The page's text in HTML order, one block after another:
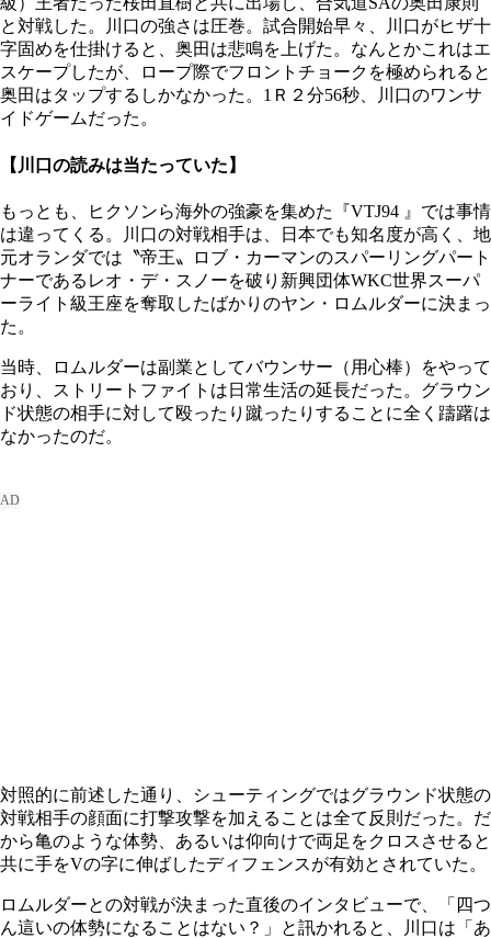
と対戦した。川口の強さは圧巻。試合開始早々、川口がヒザ十
字固めを仕掛けると、奥田は悲鳴を上げた。なんとかこれはエ
スケープしたが、ロープ際でフロントチョークを極められると
奥田はタップするしかなかった。1Ｒ２分56秒、川口のワンサ
イドゲームだった。
【川口の読みは当たっていた】
もっとも、ヒクソンら海外の強豪を集めた『VTJ94 』では事情
は違ってくる。川口の対戦相手は、日本でも知名度が高く、地
元オランダでは〝帝王〟ロブ・カーマンのスパーリングパート
ナーであるレオ・デ・スノーを破り新興団体WKC世界スーパ
ーライト級王座を奪取したばかりのヤン・ロムルダーに決まっ
た。
当時、ロムルダーは副業としてバウンサー（用心棒）をやって
おり、ストリートファイトは日常生活の延長だった。グラウン
ド状態の相手に対して殴ったり蹴ったりすることに全く躊躇は
なかったのだ。
対照的に前述した通り、シューティングではグラウンド状態の
対戦相手の顔面に打撃攻撃を加えることは全て反則だった。だ
から亀のような体勢、あるいは仰向けで両足をクロスさせると
共に手をVの字に伸ばしたディフェンスが有効とされていた。
ロムルダーとの対戦が決まった直後のインタビューで、「四つ
ん這いの体勢になることはない？」と訊かれると、川口は「あ